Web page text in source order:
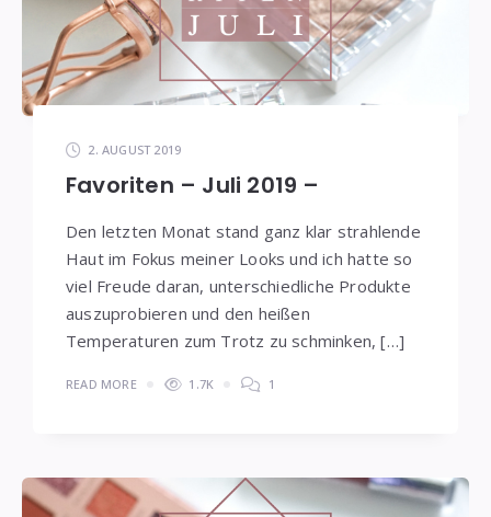
2. AUGUST 2019
Favoriten – Juli 2019 –
Den letzten Monat stand ganz klar strahlende
Haut im Fokus meiner Looks und ich hatte so
viel Freude daran, unterschiedliche Produkte
auszuprobieren und den heißen
Temperaturen zum Trotz zu schminken, […]
READ MORE 1.7K 1